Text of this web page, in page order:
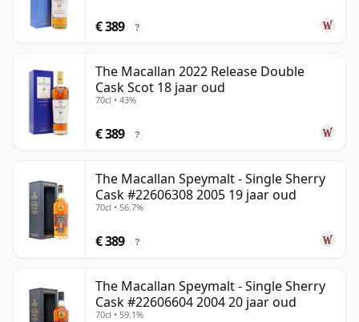
€ 389 ?
The Macallan 2022 Release Double
Cask Scot 18 jaar oud
70cl • 43%
€ 389 ?
The Macallan Speymalt - Single Sherry
Cask #22606308 2005 19 jaar oud
70cl • 56.7%
€ 389 ?
The Macallan Speymalt - Single Sherry
Cask #22606604 2004 20 jaar oud
70cl • 59.1%